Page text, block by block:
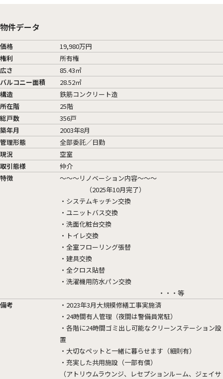
物件データ
価格
19,980万円
権利
所有権
広さ
85.43㎡
バルコニー面積
28.52㎡
構造
鉄筋コンクリート造
所在階
25階
総戸数
356戸
築年月
2003年8月
管理形態
全部委託／日勤
現況
空室
取引態様
仲介
特徴
～～～リノベーション内容～～～
（2025年10月完了）
・システムキッチン交換
・ユニットバス交換
・洗面化粧台交換
・トイレ交換
・全室フローリング張替
・建具交換
・全クロス貼替
・洗濯機用防水パン交換
・・・等
備考
・2023年3月大規模修繕工事実施済
・24時間有人管理（夜間は警備員常駐）
・各階に24時間ゴミ出し可能なクリーンステーション設
置
・大切なペットと一緒に暮らせます（細則有）
・充実した共用施設（一部有償）
（アトリウムラウンジ、レセプションルーム、ジェイサ